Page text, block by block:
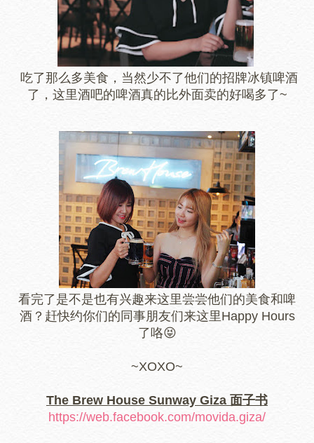
吃了那么多美食，当然少不了他们的招牌冰镇啤酒
了，这里酒吧的啤酒真的比外面卖的好喝多了~
看完了是不是也有兴趣来这里尝尝他们的美食和啤
酒？赶快约你们的同事朋友们来这里Happy Hours
了咯😝
~XOXO~
The Brew House Sunway Giza 面子书
https://web.facebook.com/movida.giza/